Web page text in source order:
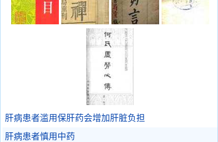
肝病患者滥用保肝药会增加肝脏负担
肝病患者慎用中药